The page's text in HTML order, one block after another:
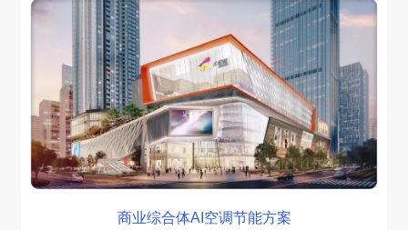
商业综合体AI空调节能方案